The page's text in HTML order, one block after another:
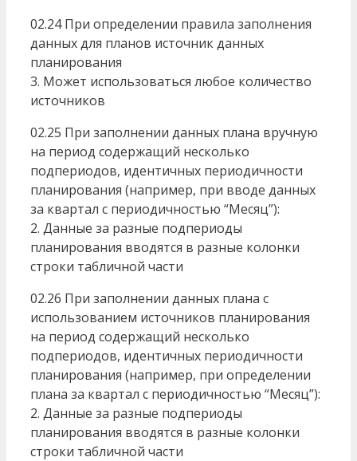
02.24 При определении правила заполнения
данных для планов источник данных
планирования
3. Может использоваться любое количество
источников
02.25 При заполнении данных плана вручную
на период содержащий несколько
подпериодов, идентичных периодичности
планирования (например, при вводе данных
за квартал с периодичностью “Месяц”):
2. Данные за разные подпериоды
планирования вводятся в разные колонки
строки табличной части
02.26 При заполнении данных плана с
использованием источников планирования
на период содержащий несколько
подпериодов, идентичных периодичности
планирования (например, при определении
плана за квартал с периодичностью “Месяц”):
2. Данные за разные подпериоды
планирования вводятся в разные колонки
строки табличной части